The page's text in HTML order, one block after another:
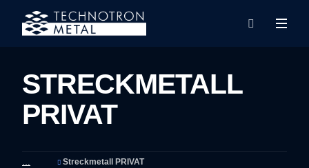
STRECKMETALL
PRIVAT
Streckmetall PRIVAT